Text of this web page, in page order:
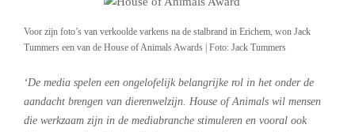
Voor zijn foto’s van verkoolde varkens na de stalbrand in Erichem, won Jack
Tummers een van de House of Animals Awards | Foto: Jack Tummers
‘De media spelen een ongelofelijk belangrijke rol in het onder de
aandacht brengen van dierenwelzijn. House of Animals wil mensen
die werkzaam zijn in de mediabranche stimuleren en vooral ook